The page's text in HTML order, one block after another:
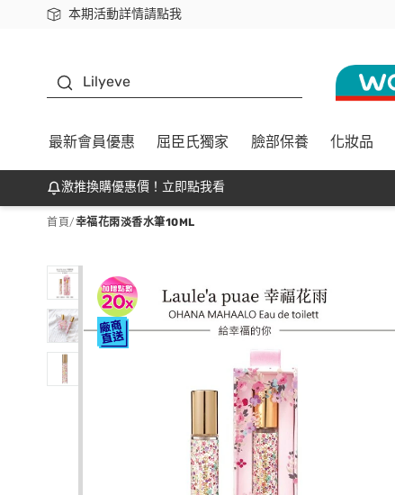
本期活動詳情請點我
下載app最高回饋$350
Lilyeve
最新會員優惠 屈臣氏獨家 臉部保養 化妝品
激推換購優惠價！立即點我看
首頁/幸福花雨淡香水筆10ML